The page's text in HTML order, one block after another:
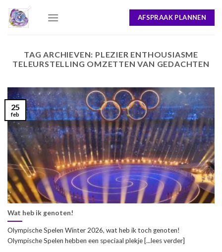
content
AFSPRAAK PLANNEN
TAG ARCHIEVEN: PLEZIER ENTHOUSIASME
TELEURSTELLING OMZETTEN VAN GEDACHTEN
Wat heb ik genoten!
Olympische Spelen Winter 2026, wat heb ik toch genoten!
Olympische Spelen hebben een speciaal plekje [...lees verder]
25
feb